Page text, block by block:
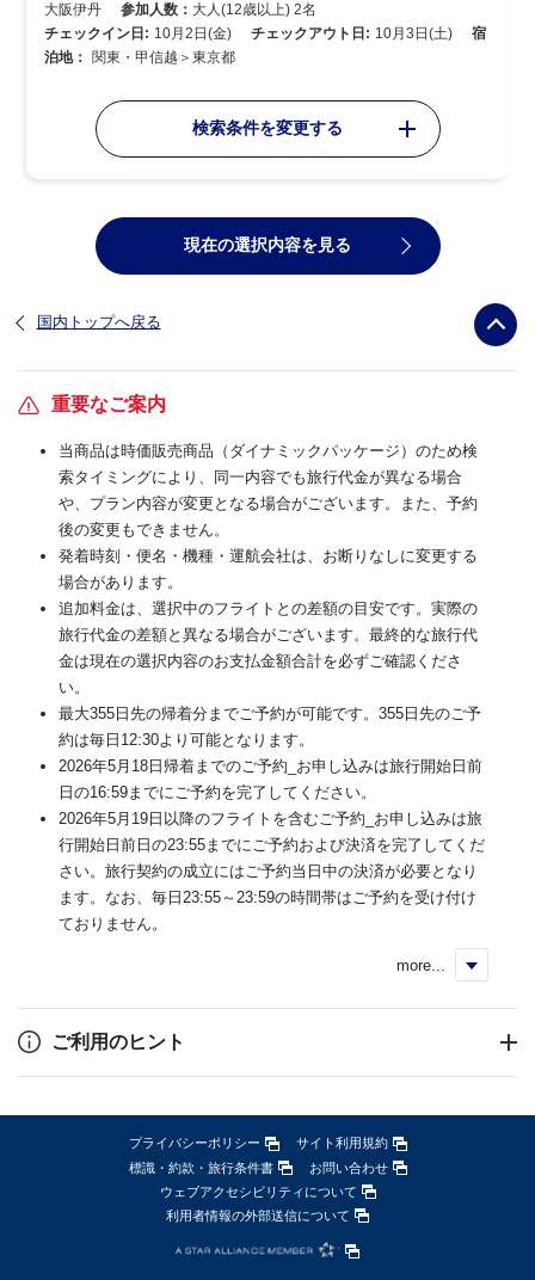
大阪伊丹
参加人数： 大人(12歳以上) 2名
チェックイン日: 10月2日(金) チェックアウト日: 10月3日(土)
宿
泊地：
関東・甲信越＞東京都
検索条件を変更する
現在の選択内容を見る
国内トップへ戻る
重要なご案内
当商品は時価販売商品（ダイナミックパッケージ）のため検
索タイミングにより、同一内容でも旅行代金が異なる場合
や、プラン内容が変更となる場合がございます。また、予約
後の変更もできません。
発着時刻・便名・機種・運航会社は、お断りなしに変更する
場合があります。
追加料金は、選択中のフライトとの差額の目安です。実際の
旅行代金の差額と異なる場合がございます。最終的な旅行代
金は現在の選択内容のお支払金額合計を必ずご確認くださ
い。
最大355日先の帰着分までご予約が可能です。355日先のご予
約は毎日12:30より可能となります。
2026年5月18日帰着までのご予約_お申し込みは旅行開始日前
日の16:59までにご予約を完了してください。
2026年5月19日以降のフライトを含むご予約_お申し込みは旅
行開始日前日の23:55までにご予約および決済を完了してくだ
さい。旅行契約の成立にはご予約当日中の決済が必要となり
ます。なお、毎日23:55～23:59の時間帯はご予約を受け付け
ておりません。
more...
ご利用のヒント
プライバシーポリシー
サイト利用規約
標識・約款・旅行条件書
お問い合わせ
ウェブアクセシビリティについて
利用者情報の外部送信について